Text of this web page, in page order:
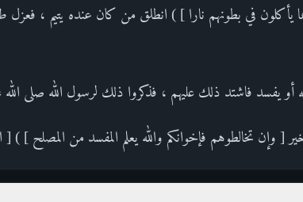
يأكلون في بطونهم نارا ] ) انطلق من كان عنده يتيم ،
فاشتد ذلك عليهم ، فذكروا ذلك لرسول الله صلى الله
تخالطوهم فإخوانكم والله يعلم المفسد من المصلح ] ) [ البقرة